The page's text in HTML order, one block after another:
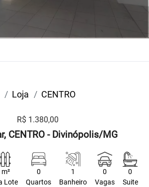
Loja CENTRO
R$ 1.380,00
CENTRO - Divinópolis/MG
Lote
0
Quartos
1
Banheiro
0
Vagas
0
Suite